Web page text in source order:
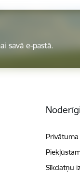
savā e-pastā.
Noderīgi
Sīkdatņu